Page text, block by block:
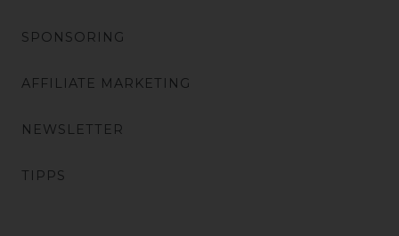
SPONSORING
AFFILIATE MARKETING
NEWSLETTER
TIPPS